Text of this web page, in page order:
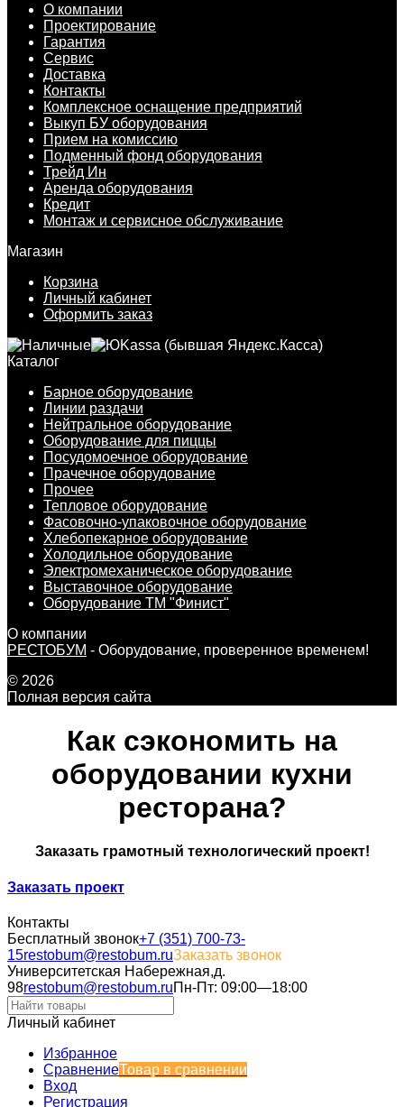
О компании
Проектирование
Гарантия
Сервис
Доставка
Контакты
Комплексное оснащение предприятий
Выкуп БУ оборудования
Прием на комиссию
Подменный фонд оборудования
Трейд Ин
Аренда оборудования
Кредит
Монтаж и сервисное обслуживание
Магазин
Корзина
Личный кабинет
Оформить заказ
Каталог
Барное оборудование
Линии раздачи
Нейтральное оборудование
Оборудование для пиццы
Посудомоечное оборудование
Прачечное оборудование
Прочее
Тепловое оборудование
Фасовочно-упаковочное оборудование
Хлебопекарное оборудование
Холодильное оборудование
Электромеханическое оборудование
Выставочное оборудование
Оборудование ТМ "Финист"
О компании
РЕСТОБУМ - Оборудование, проверенное временем!
© 2026
Полная версия сайта
Как сэкономить на
оборудовании кухни
ресторана?
Заказать грамотный технологический проект!
Заказать проект
Контакты
Бесплатный звонок+7 (351) 700-73-
15restobum@restobum.ruЗаказать звонок
Университетская Набережная,д.
98restobum@restobum.ruПн-Пт: 09:00—18:00
Личный кабинет
Избранное
СравнениеТовар в сравнении
Вход
Регистрация